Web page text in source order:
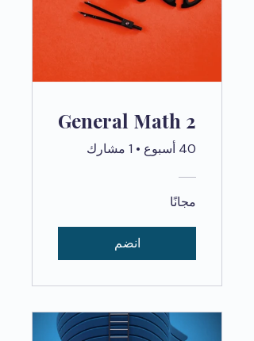
General Math 2
40 أسبوع • 1 مشارك
مجانًا
انضم